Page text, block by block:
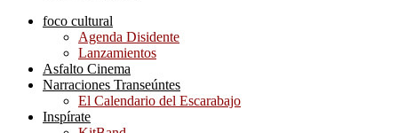
foco cultural
Agenda Disidente
Lanzamientos
Asfalto Cinema
Narraciones Transeúntes
El Calendario del Escarabajo
Inspírate